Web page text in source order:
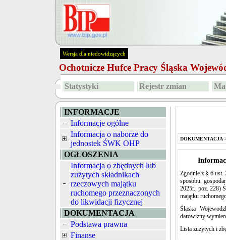
Wersja dla niedowidzących
Ochotnicze Hufce Pracy Śląska
Statystyki Rejestr zmian
INFORMACJE
Informacje ogólne
Informacja o naborze do
jednostek ŚWK OHP
OGŁOSZENIA
Informacja o zbędnych lub
zużytych składnikach
rzeczowych majątku
ruchomego przeznaczonych
do likwidacji fizycznej
DOKUMENTACJA
Podstawa prawna
Finanse
DOKUMENTACJA
Zgodnie z § 6 ust.
sposobu
2025r., poz. 228)
majątku
Śląska
darowizny
Lista zużytych i